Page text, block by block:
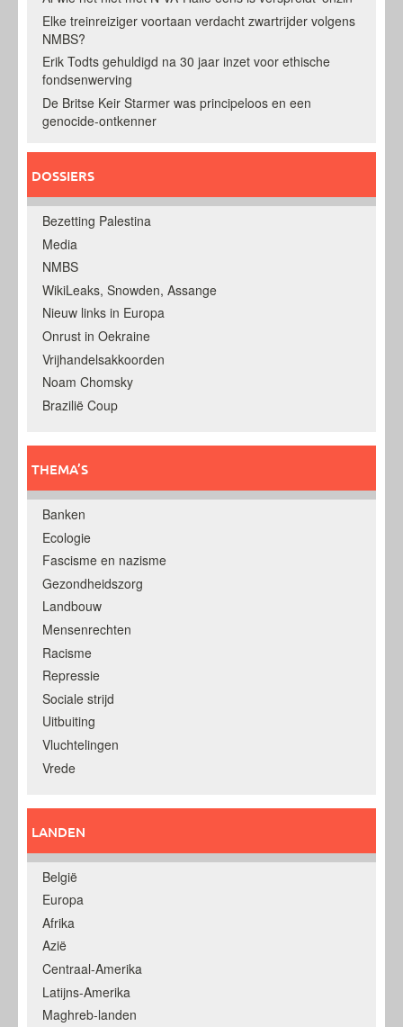
Elke treinreiziger voortaan verdacht zwartrijder volgens
NMBS?
Erik Todts gehuldigd na 30 jaar inzet voor ethische
fondsenwerving
De Britse Keir Starmer was principeloos en een
genocide-ontkenner
DOSSIERS
Bezetting Palestina
Media
NMBS
WikiLeaks, Snowden, Assange
Nieuw links in Europa
Onrust in Oekraine
Vrijhandelsakkoorden
Noam Chomsky
Brazilië Coup
THEMA’S
Banken
Ecologie
Fascisme en nazisme
Gezondheidszorg
Landbouw
Mensenrechten
Racisme
Repressie
Sociale strijd
Uitbuiting
Vluchtelingen
Vrede
LANDEN
België
Europa
Afrika
Azië
Centraal-Amerika
Latijns-Amerika
Maghreb-landen